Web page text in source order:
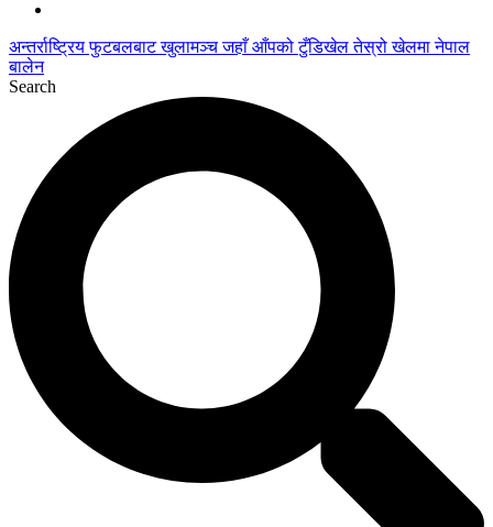
अन्तर्राष्ट्रिय फुटबलबाट खुलामञ्च जहाँ आँपको टुँडिखेल तेस्रो खेलमा नेपाल
बालेन
Search